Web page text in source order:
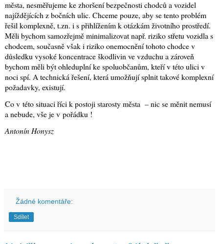
města, nesměřujeme ke zhoršení bezpečnosti chodců a vozidel
najíždějících z bočních ulic. Chceme pouze, aby se tento problém
řešil komplexně, t.zn. i s přihlížením k otázkám životního prostředí.
Měli bychom samozřejmě minimalizovat např. riziko střetu vozidla s
chodcem, současně však i riziko onemocnění tohoto chodce v
důsledku vysoké koncentrace škodlivin ve vzduchu a zároveň
bychom měli být ohleduplní ke spoluobčanům, kteří v této ulici v
noci spí. A technická řešení, která umožňují splnit takové komplexní
požadavky, existují.
Co v této situaci říci k postoji starosty města – nic se měnit nemusí
a nebude, vše je v pořádku !
Antonín Honysz
Žádné komentáře:
Sdílet